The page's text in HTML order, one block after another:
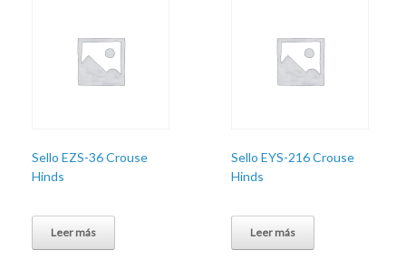
Sello EZS-36 Crouse
Hinds
Leer más
Sello EYS-216 Crouse
Hinds
Leer más